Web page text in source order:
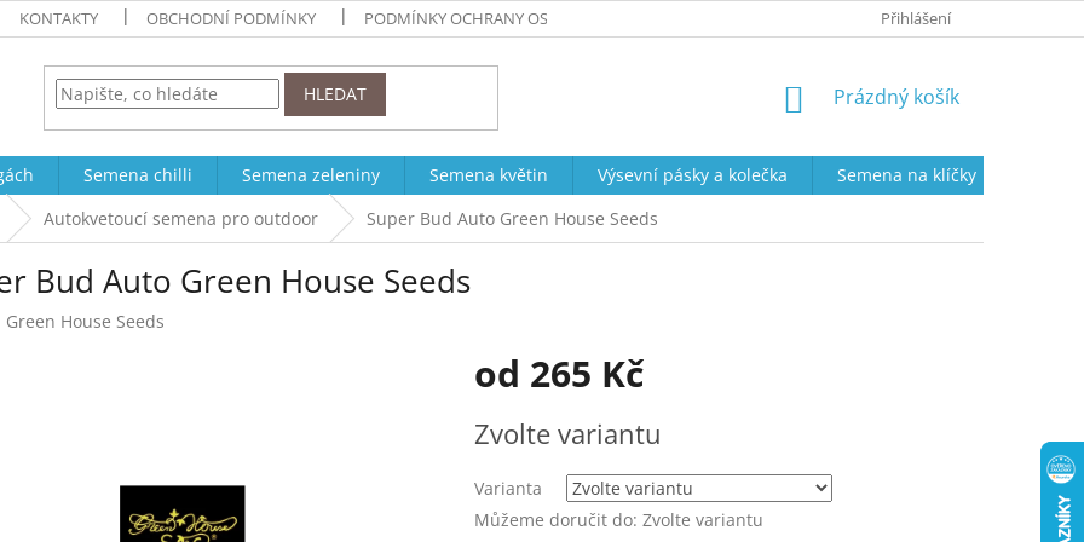
KONTAKTY OBCHODNÍ PODMÍNKY PODMÍNKY OCHRANY OSOBNÍCH ÚDAJŮ VRÁCENÍ ZBOŽÍ A
Přihlášení
HLEDAT
NÁKUPNÍ
Prázdný košík
Semena chilli Semena zeleniny Semena květin Výsevní pásky a kolečka Semena na klíčky
Autokvetoucí semena pro outdoor Super Bud Auto Green House Seeds
Bud Auto Green House Seeds
Green House Seeds
od 265 Kč
cena:
Zvolte variantu
Varianta
Můžeme doručit do: Zvolte variantu